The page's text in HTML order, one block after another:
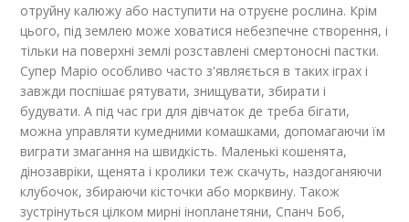
отруйну калюжу або наступити на отруєне рослина. Крім
цього, під землею може ховатися небезпечне створення, і
тільки на поверхні землі розставлені смертоносні пастки.
Супер Маріо особливо часто з'являється в таких іграх і
завжди поспішає рятувати, знищувати, збирати і
будувати. А під час гри для дівчаток де треба бігати,
можна управляти кумедними комашками, допомагаючи їм
виграти змагання на швидкість. Маленькі кошенята,
дінозавріки, щенята і кролики теж скачуть, наздоганяючи
клубочок, збираючи кісточки або морквину. Також
зустрінуться цілком мирні інопланетяни, Спанч Боб,